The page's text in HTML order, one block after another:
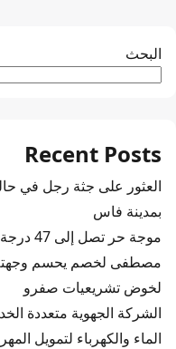
البحث
Recent Posts
العثور على جثة رجل في
بمدينة فاس
موجة حر تصل إلى 47 درجة من الخميس حتى السبت
مصطفى لخصم يحسم وجهته
لخوض تشريعيات صفرو
الشركة الجهوية متعددة
الماء والكهرباء لتمويل